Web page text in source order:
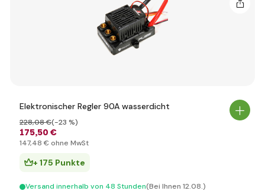
Elektronischer Regler 90A wasserdicht
175,50 €
228,08 €(-23 %)
147,48 € ohne MwSt
+ 175 Punkte
Versand innerhalb von 48 Stunden(Bei Ihnen 12.08.)